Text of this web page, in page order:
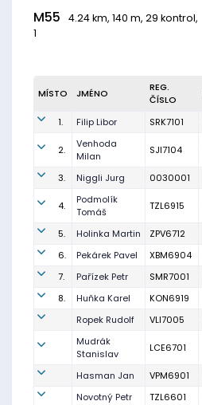
M55 4.24 km, 140 m, 29 kontrol,
1
MÍSTO JMÉNO
REG.
ČÍSLO
1. Filip Libor SRK7101
2.
Venhoda
Milan
SJI7104
3. Niggli Jurg 0030001
4.
Podmolík
Tomáš
TZL6915
5. Holinka Martin ZPV6712
6.
Pekárek Pavel XBM6904
7.
Pařízek Petr SMR7001
8.
Huňka Karel KON6919
Ropek Rudolf
VLI7005
Mudrák
Stanislav
LCE6701
Hasman Jan VPM6901
Novotný Petr
TZL6601